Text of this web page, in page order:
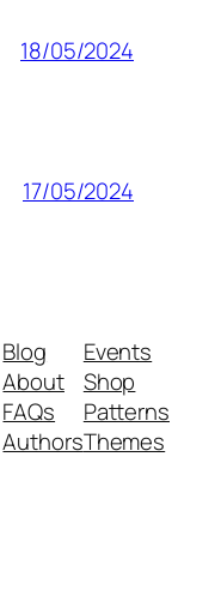
18/05/2024
17/05/2024
Blog
About
FAQs
Authors
Events
Shop
Patterns
Themes